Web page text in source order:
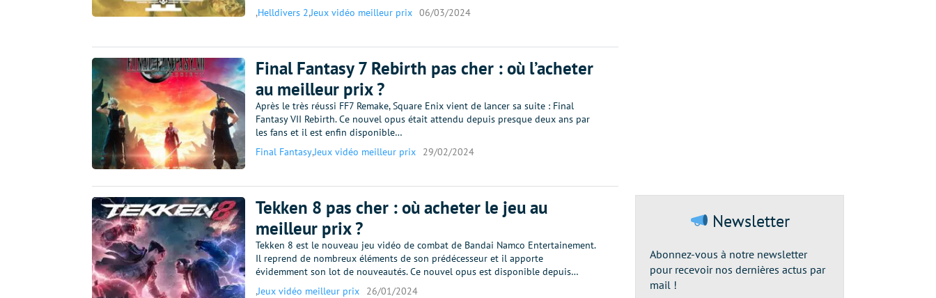
,Helldivers 2,Jeux vidéo meilleur prix 06/03/2024
Final Fantasy 7 Rebirth pas cher : où l’acheter
au meilleur prix ?
Après le très réussi FF7 Remake, Square Enix vient de lancer sa suite : Final
Fantasy VII Rebirth. Ce nouvel opus était attendu depuis presque deux ans par
les fans et il est enfin disponible…
Final Fantasy,Jeux vidéo meilleur prix 29/02/2024
Tekken 8 pas cher : où acheter le jeu au
meilleur prix ?
Tekken 8 est le nouveau jeu vidéo de combat de Bandai Namco Entertainement.
Il reprend de nombreux éléments de son prédécesseur et il apporte
évidemment son lot de nouveautés. Ce nouvel opus est disponible depuis…
,Jeux vidéo meilleur prix 26/01/2024
Newsletter
Abonnez-vous à notre newsletter
pour recevoir nos dernières actus par
mail !